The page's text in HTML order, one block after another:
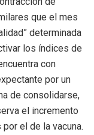
que el mes
determinada
los índices de
con
por un
de consolidarse,
el incremento
el de la vacuna.